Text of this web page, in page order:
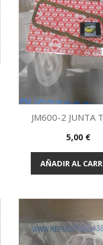
Vista
JM600-2 JUNTA
Precio
5,00 €
AÑADIR AL